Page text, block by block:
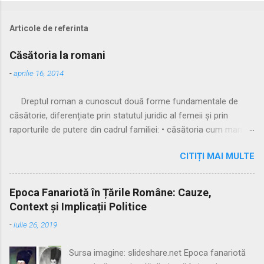
Articole de referinta
Căsătoria la romani
-aprilie 16, 2014
Dreptul roman a cunoscut două forme fundamentale de
căsătorie, diferențiate prin statutul juridic al femeii și prin
raporturile de putere din cadrul familiei: • căsătoria cum manus
și practicată a fost căsătoria cu manus, prin care femeia
trecea sub autoritatea soțului, devenind parte a familiei
acestuia. Spre sfârșitul Republicii, tot mai multe femei au
început să evite această subordonare, trăind în uniuni
nelegitime. Pentru a limita fenomenul, romanii au recunoscut și
căsătoria fără manus, care permitea femeii să rămână sub
autonomia patrimonială. ⚖️ Formele căsătoriei cu manus
CITIȚI MAI MULTE
Epoca Fanariotă în Țările Române: Cauze,
Context și Implicații Politice
-iulie 26, 2019
Sursa imagine: slideshare.net Epoca fanariotă